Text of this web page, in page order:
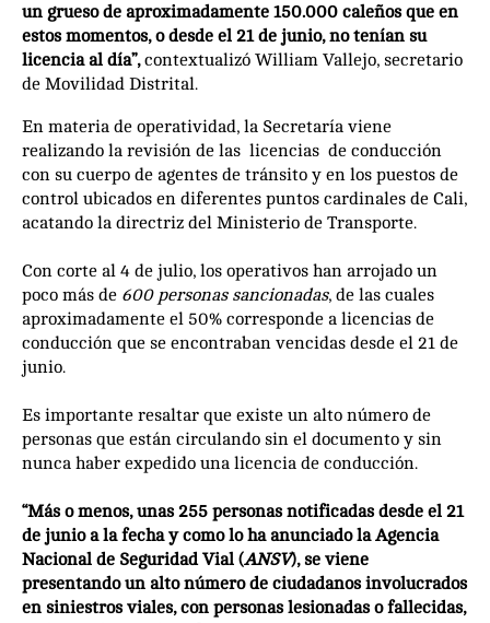
un grueso de aproximadamente 150.000 caleños que en
estos momentos, o desde el 21 de junio, no tenían su
licencia al día”,contextualizó William Vallejo, secretario
de Movilidad Distrital.
En materia de operatividad, la Secretaría viene
realizando la revisión de las licencias de conducción
con su cuerpo de agentes de tránsito y en los puestos de
control ubicados en diferentes puntos cardinales de Cali,
acatando la directriz del Ministerio de Transporte.
Con corte al 4 de julio, los operativos han arrojado un
poco más de 600 personas sancionadas, de las cuales
aproximadamente el 50% corresponde a licencias de
conducción que se encontraban vencidas desde el 21 de
junio.
Es importante resaltar que existe un alto número de
personas que están circulando sin el documento y sin
nunca haber expedido una licencia de conducción.
“Más o menos, unas 255 personas notificadas desde el 21
de junio a la fecha y como lo ha anunciado la Agencia
Nacional de Seguridad Vial (ANSV), se viene
presentando un alto número de ciudadanos involucrados
en siniestros viales, con personas lesionadas o fallecidas,